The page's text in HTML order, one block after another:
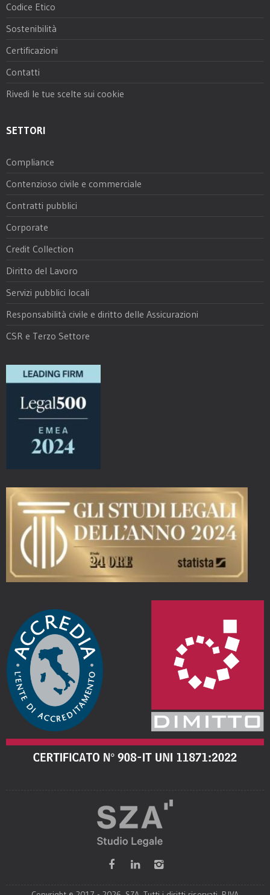
Codice Etico
Sostenibilità
Certificazioni
Contatti
Rivedi le tue scelte sui cookie
SETTORI
Compliance
Contenzioso civile e commerciale
Contratti pubblici
Corporate
Credit Collection
Diritto del Lavoro
Servizi pubblici locali
Responsabilità civile e diritto delle Assicurazioni
CSR e Terzo Settore